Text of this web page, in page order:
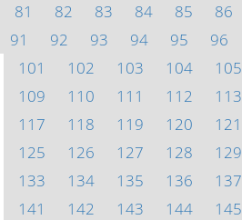
81
82 83 84 85 86
91
92 93 94 95 96
101
102 103 104 105
109
110 111 112 113
117
118 119 120 121
125
126 127 128 129
133
134 135 136 137
141
142 143 144 145